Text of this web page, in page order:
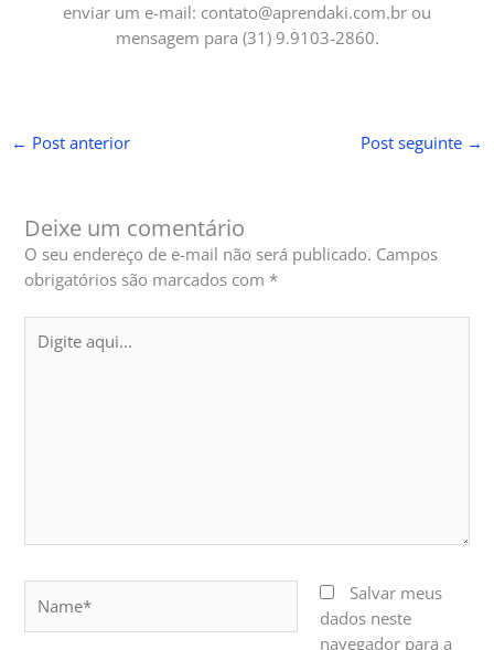
enviar um e-mail: contato@aprendaki.com.br ou
mensagem para (31) 9.9103-2860.
← Post anterior Post seguinte →
Deixe um comentário
O seu endereço de e-mail não será publicado. Campos
obrigatórios são marcados com *
aqui...
Salvar meus
dados neste
navegador para a